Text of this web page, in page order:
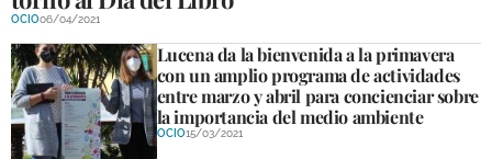
OCIO06/04/2021
Lucena da la bienvenida a la primavera
con un amplio programa de actividades
entre marzo y abril para concienciar sobre
la importancia del medio ambiente
OCIO15/03/2021